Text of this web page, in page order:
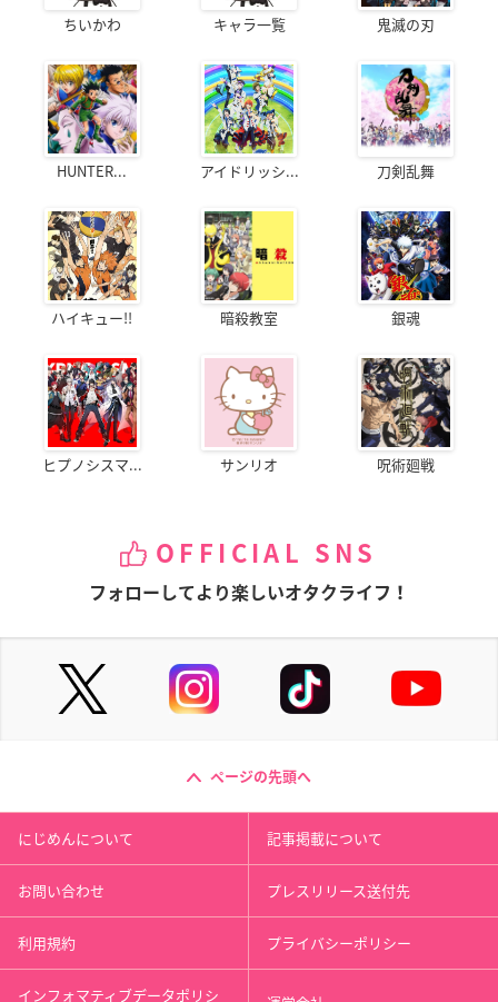
ちいかわ キャラ一覧 鬼滅の刃
HUNTER... アイドリッシ... 刀剣乱舞
ハイキュー!! 暗殺教室 銀魂
ヒプノシスマ... サンリオ 呪術廻戦
OFFICIAL SNS
フォローしてより楽しいオタクライフ！
ページの先頭へ
にじめんについて 記事掲載について
お問い合わせ プレスリリース送付先
利用規約 プライバシーポリシー
インフォマティブデータポリシ